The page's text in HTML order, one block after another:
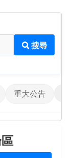
搜尋
重大公告